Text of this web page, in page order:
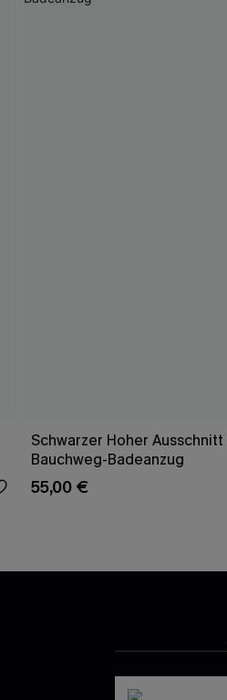
Schwarzer Hoher Ausschnitt
Bauchweg-Badeanzug
55,00 €